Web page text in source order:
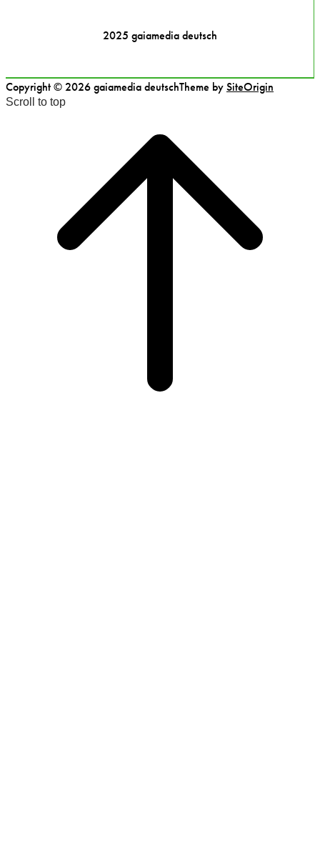
2025 gaiamedia deutsch
Copyright © 2026 gaiamedia deutschTheme by SiteOrigin
Scroll to top